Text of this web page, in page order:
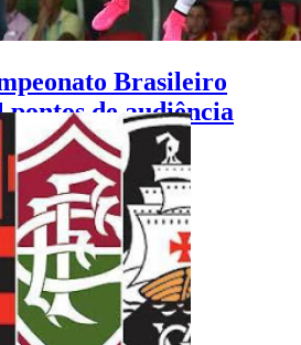
Brasileiro
de audiência
Paulo